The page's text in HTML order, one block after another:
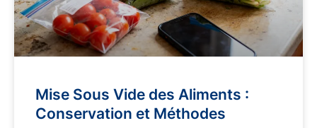
Mise Sous Vide des Aliments :
Conservation et Méthodes